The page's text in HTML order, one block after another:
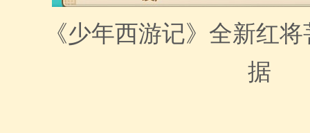
《少年西游记》全新红
据